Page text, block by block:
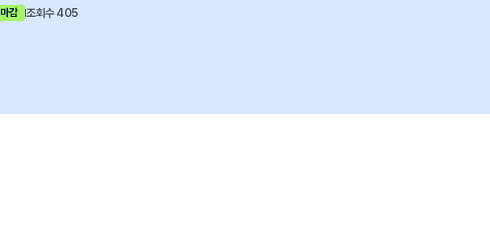
마감 조회수 405